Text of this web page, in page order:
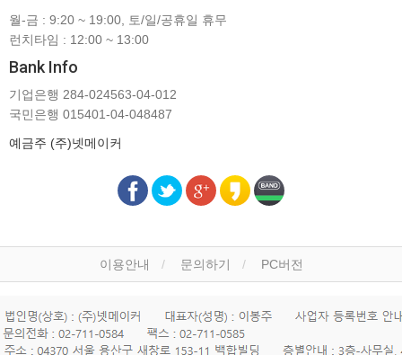
월-금 : 9:20 ~ 19:00, 토/일/공휴일 휴무
런치타임 : 12:00 ~ 13:00
Bank Info
기업은행 284-024563-04-012
국민은행 015401-04-048487
예금주 (주)넷메이커
이용안내 문의하기 PC버전